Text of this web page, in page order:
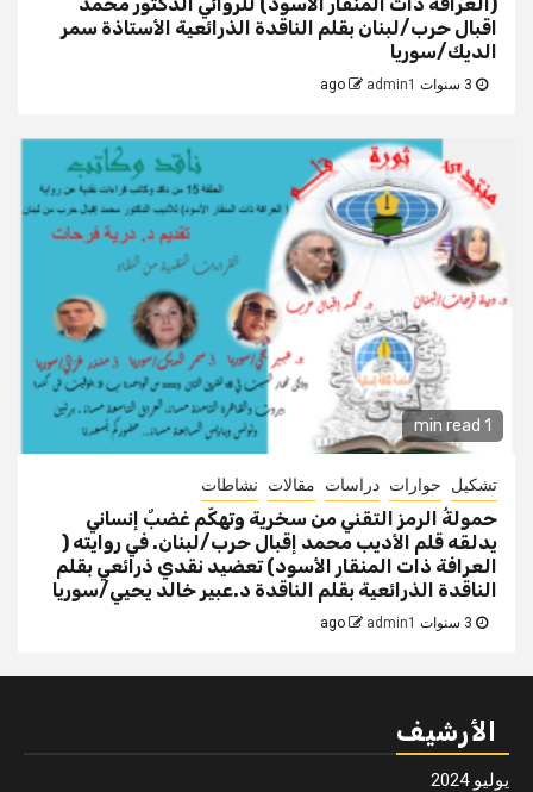
اقبال حرب/لبنان بقلم الناقدة الذرائعية الأستاذة سمر
الديك/سوريا
admin1
1 min read
تشكيل حوارات دراسات مقالات نشاطات
حمولةُ الرمز التقني من سخرية وتهكّم غضبٌ إنساني
يدلقه قلم الأديب محمد إقبال حرب/لبنان. في روايته (
العرافة ذات المنقار الأسود) تعضيد نقدي ذرائعي بقلم
الناقدة الذرائعية بقلم الناقدة د.عبير خالد يحيي/سوريا
admin1
الأرشيف
يوليو 2024